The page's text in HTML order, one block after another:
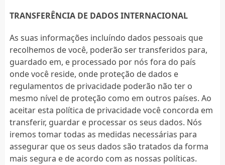
TRANSFERÊNCIA DE DADOS INTERNACIONAL
As suas informações incluíndo dados pessoais que
recolhemos de você, poderão ser transferidos para,
guardado em, e processado por nós fora do país
onde você reside, onde proteção de dados e
regulamentos de privacidade poderão não ter o
mesmo nível de proteção como em outros países. Ao
aceitar esta política de privacidade você concorda em
transferir, guardar e processar os seus dados. Nós
iremos tomar todas as medidas necessárias para
assegurar que os seus dados são tratados da forma
mais segura e de acordo com as nossas políticas.